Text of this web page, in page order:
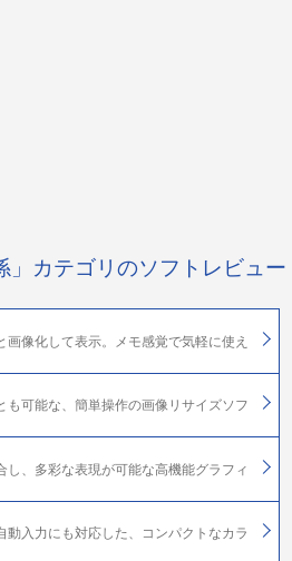
」カテゴリのソフトレビュー
像化して表示。メモ感覚で気軽に使え
も可能な、簡単操作の画像リサイズソフ
し、多彩な表現が可能な高機能グラフィ
動入力にも対応した、コンパクトなカラ